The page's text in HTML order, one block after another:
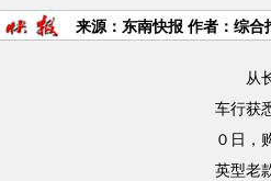
来源：东南快报 作者：综合
从长
车行获
０日，
英型老